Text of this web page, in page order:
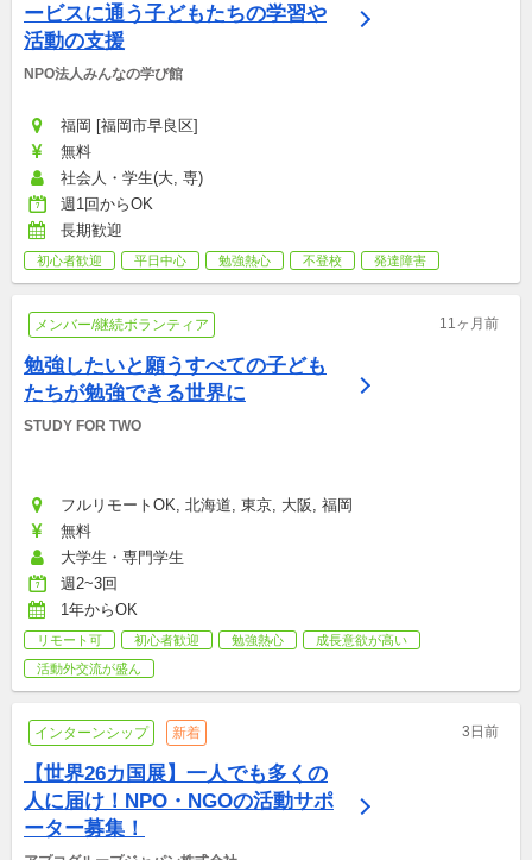
ービスに通う子どもたちの学習や
活動の支援
NPO法人みんなの学び館
福岡 [福岡市早良区]
無料
社会人・学生(大, 専)
週1回からOK
長期歓迎
初心者歓迎 平日中心 勉強熱心 不登校 発達障害
メンバー/継続ボランティア 11ヶ月前
勉強したいと願うすべての子ども
たちが勉強できる世界に
STUDY FOR TWO
フルリモートOK, 北海道, 東京, 大阪, 福岡
無料
大学生・専門学生
週2~3回
1年からOK
リモート可 初心者歓迎 勉強熱心
成長意欲が高い
活動外交流が盛ん
インターンシップ 新着 3日前
【世界26カ国展】一人でも多くの
人に届け！NPO・NGOの活動サポ
ーター募集！